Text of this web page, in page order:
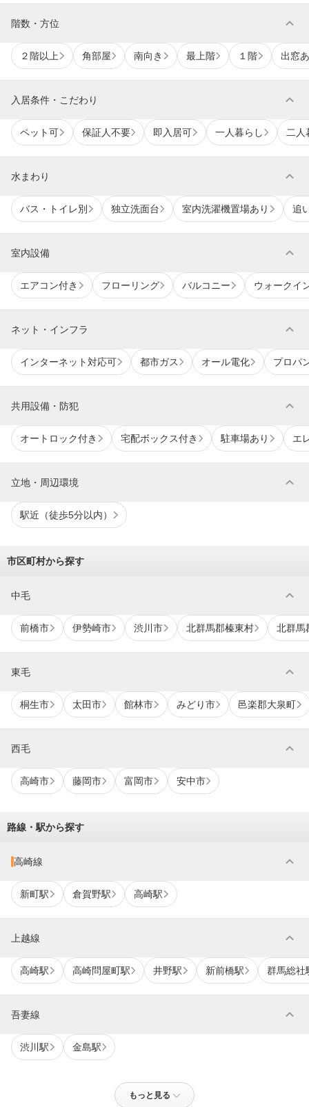
階数・方位 expand_more
２階以上 角部屋 南向き 最上階 １階 出窓
入居条件・こだわり expand_more
ペット可 保証人不要 即入居可 一人暮らし 二人
水まわり expand_more
バス・トイレ別 独立洗面台 室内洗濯機置場あり 追
室内設備 expand_more
エアコン付き フローリング バルコニー ウォークイ
ネット・インフラ expand_more
インターネット対応可 都市ガス オール電化 プロパ
共用設備・防犯 expand_more
オートロック付き 宅配ボックス付き 駐車場あり エ
立地・周辺環境 expand_more
駅近（徒歩5分以内）
市区町村から探す
中毛 expand_more
前橋市 伊勢崎市 渋川市 北群馬郡榛東村 北群馬
東毛 expand_more
桐生市 太田市 館林市 みどり市 邑楽郡大泉町
西毛 expand_more
高崎市 藤岡市 富岡市 安中市
路線・駅から探す
高崎線 expand_more
新町駅 倉賀野駅 高崎駅
上越線 expand_more
高崎駅 高崎問屋町駅 井野駅 新前橋駅 群馬総社
吾妻線 expand_more
渋川駅 金島駅
もっと見る